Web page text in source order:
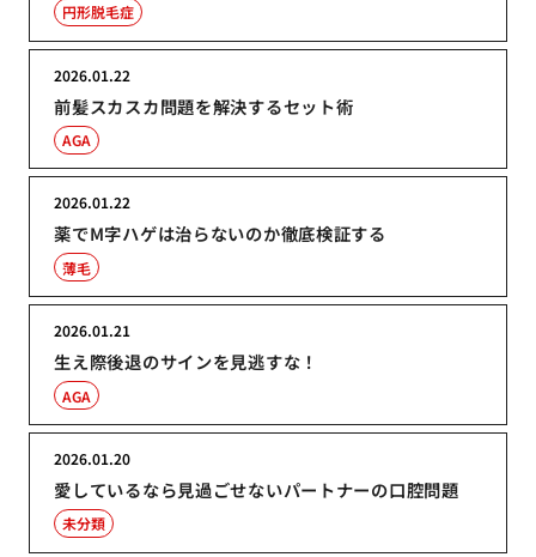
円形脱毛症
前髪スカスカ問題を解決するセット術
2026.01.22
AGA
薬でM字ハゲは治らないのか徹底検証する
2026.01.22
薄毛
生え際後退のサインを見逃すな！
2026.01.21
AGA
愛しているなら見過ごせないパートナーの口腔問題
2026.01.20
未分類